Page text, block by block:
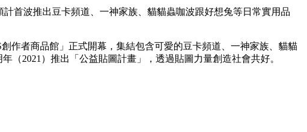
首波推出豆卡頻道、一神家族、貓貓蟲咖波跟好想兔等日常實用品
作者商品館」正式開幕，集結包含可愛的豆卡頻道、一神家族、貓貓
2021）推出「公益貼圖計畫」，透過貼圖力量創造社會共好。